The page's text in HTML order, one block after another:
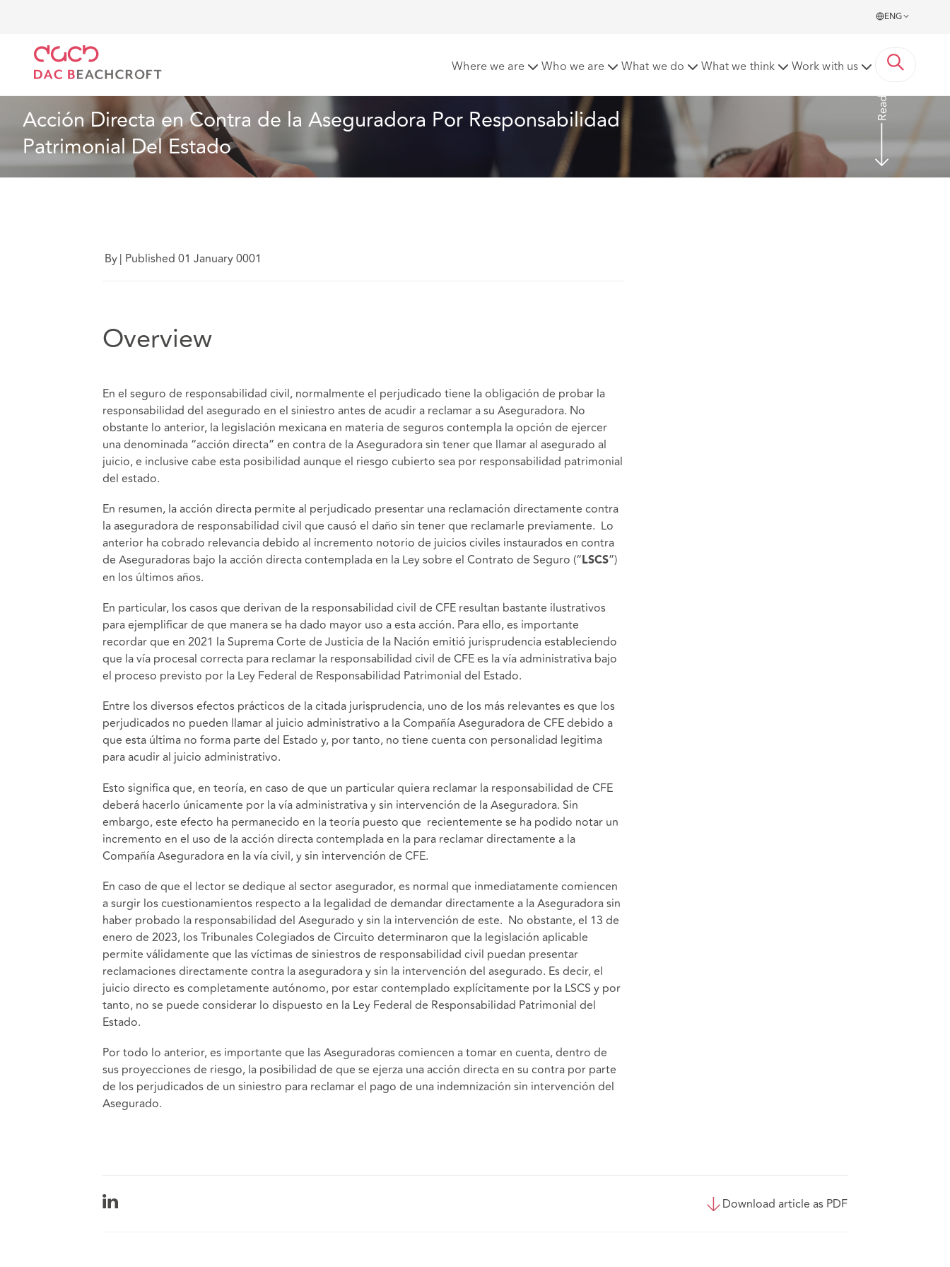
ENG
Where we are Who we are What we do What we think Work with us
Acción Directa en Contra de la Aseguradora Por Responsabilidad
Patrimonial Del Estado
Read More
By| Published 01 January 0001
Overview
En el seguro de responsabilidad civil, normalmente el perjudicado tiene la obligación de probar la
responsabilidad del asegurado en el siniestro antes de acudir a reclamar a su Aseguradora. No
obstante lo anterior, la legislación mexicana en materia de seguros contempla la opción de ejercer
una denominada “acción directa” en contra de la Aseguradora sin tener que llamar al asegurado al
juicio, e inclusive cabe esta posibilidad aunque el riesgo cubierto sea por responsabilidad patrimonial
del estado.
En resumen, la acción directa permite al perjudicado presentar una reclamación directamente contra
la aseguradora de responsabilidad civil que causó el daño sin tener que reclamarle previamente. Lo
anterior ha cobrado relevancia debido al incremento notorio de juicios civiles instaurados en contra
de Aseguradoras bajo la acción directa contemplada en la Ley sobre el Contrato de Seguro (“ LSCS”)
en los últimos años.
En particular, los casos que derivan de la responsabilidad civil de CFE resultan bastante ilustrativos
para ejemplificar de que manera se ha dado mayor uso a esta acción. Para ello, es importante
recordar que en 2021 la Suprema Corte de Justicia de la Nación emitió jurisprudencia estableciendo
que la vía procesal correcta para reclamar la responsabilidad civil de CFE es la vía administrativa bajo
el proceso previsto por la Ley Federal de Responsabilidad Patrimonial del Estado.
Entre los diversos efectos prácticos de la citada jurisprudencia, uno de los más relevantes es que los
perjudicados no pueden llamar al juicio administrativo a la Compañía Aseguradora de CFE debido a
que esta última no forma parte del Estado y, por tanto, no tiene cuenta con personalidad legitima
para acudir al juicio administrativo.
Esto significa que, en teoría, en caso de que un particular quiera reclamar la responsabilidad de CFE
deberá hacerlo únicamente por la vía administrativa y sin intervención de la Aseguradora. Sin
embargo, este efecto ha permanecido en la teoría puesto que recientemente se ha podido notar un
incremento en el uso de la acción directa contemplada en la para reclamar directamente a la
Compañía Aseguradora en la vía civil, y sin intervención de CFE.
En caso de que el lector se dedique al sector asegurador, es normal que inmediatamente comiencen
a surgir los cuestionamientos respecto a la legalidad de demandar directamente a la Aseguradora sin
haber probado la responsabilidad del Asegurado y sin la intervención de este. No obstante, el 13 de
enero de 2023, los Tribunales Colegiados de Circuito determinaron que la legislación aplicable
permite válidamente que las víctimas de siniestros de responsabilidad civil puedan presentar
reclamaciones directamente contra la aseguradora y sin la intervención del asegurado. Es decir, el
juicio directo es completamente autónomo, por estar contemplado explícitamente por la LSCS y por
tanto, no se puede considerar lo dispuesto en la Ley Federal de Responsabilidad Patrimonial del
Estado.
Por todo lo anterior, es importante que las Aseguradoras comiencen a tomar en cuenta, dentro de
sus proyecciones de riesgo, la posibilidad de que se ejerza una acción directa en su contra por parte
de los perjudicados de un siniestro para reclamar el pago de una indemnización sin intervención del
Asegurado.
Download article as PDF